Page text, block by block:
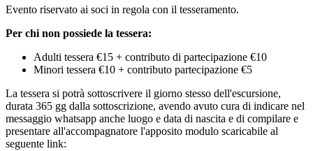
Evento riservato ai soci in regola con il tesseramento.
Per chi non possiede la tessera:
Adulti tessera €15 + contributo di partecipazione €10
Minori tessera €10 + contributo partecipazione €5
La tessera si potrà sottoscrivere il giorno stesso dell'escursione,
durata 365 gg dalla sottoscrizione, avendo avuto cura di indicare nel
messaggio whatsapp anche luogo e data di nascita e di compilare e
presentare all'accompagnatore l'apposito modulo scaricabile al
seguente link: